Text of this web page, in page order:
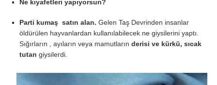
Ne kıyafetleri yapıyorsun?
Parti kumaş satın alan. Gelen Taş Devrinden insanlar
öldürülen hayvanlardan kullanılabilecek ne giysilerini yaptı.
Sığırların , ayıların veya mamutların derisi ve kürkü, sıcak
tutan giysilerdi.